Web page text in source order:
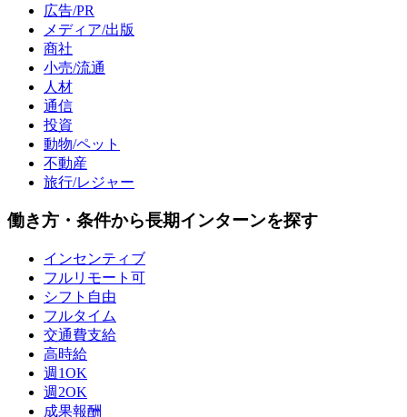
広告/PR
メディア/出版
商社
小売/流通
人材
通信
投資
動物/ペット
不動産
旅行/レジャー
働き方・条件から長期インターンを探す
インセンティブ
フルリモート可
シフト自由
フルタイム
交通費支給
高時給
週1OK
週2OK
成果報酬